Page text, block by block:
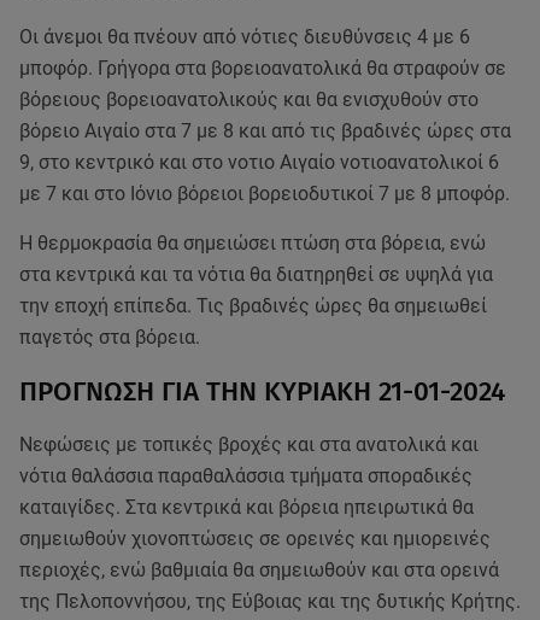
Οι άνεμοι θα πνέουν από νότιες διευθύνσεις 4 με 6
μποφόρ. Γρήγορα στα βορειοανατολικά θα στραφούν σε
βόρειους βορειοανατολικούς και θα ενισχυθούν στο
βόρειο Αιγαίο στα 7 με 8 και από τις βραδινές ώρες στα
9, στο κεντρικό και στο νοτιο Αιγαίο νοτιοανατολικοί 6
με 7 και στο Ιόνιο βόρειοι βορειοδυτικοί 7 με 8 μποφόρ.
Η θερμοκρασία θα σημειώσει πτώση στα βόρεια, ενώ
στα κεντρικά και τα νότια θα διατηρηθεί σε υψηλά για
την εποχή επίπεδα. Τις βραδινές ώρες θα σημειωθεί
παγετός στα βόρεια.
ΠΡΟΓΝΩΣΗ ΓΙΑ ΤΗΝ ΚΥΡΙΑΚΗ 21-01-2024
Νεφώσεις με τοπικές βροχές και στα ανατολικά και
νότια θαλάσσια παραθαλάσσια τμήματα σποραδικές
καταιγίδες. Στα κεντρικά και βόρεια ηπειρωτικά θα
σημειωθούν χιονοπτώσεις σε ορεινές και ημιορεινές
περιοχές, ενώ βαθμιαία θα σημειωθούν και στα ορεινά
της Πελοποννήσου, της Εύβοιας και της δυτικής Κρήτης.